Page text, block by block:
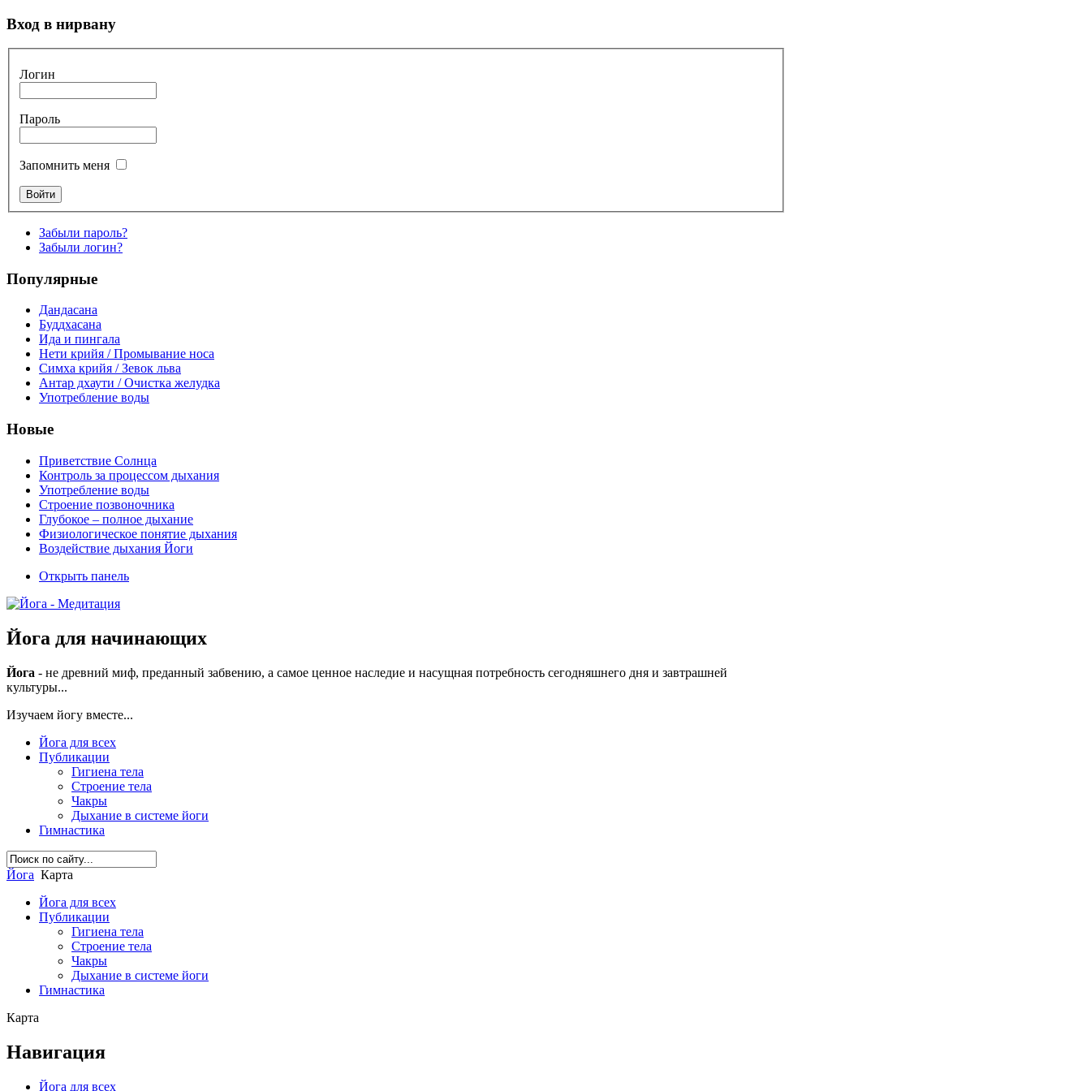
Вход в нирвану
Логин
Пароль
Запомнить меня
Забыли пароль?
Забыли логин?
Популярные
Дандасана
Буддхасана
Ида и пингала
Нети крийя / Промывание носа
Симха крийя / Зевок льва
Антар дхаути / Очистка желудка
Употребление воды
Новые
Приветствие Солнца
Контроль за процессом дыхания
Употребление воды
Строение позвоночника
Глубокое – полное дыхание
Физиологическое понятие дыхания
Воздействие дыхания Йоги
Открыть панель
Йога для начинающих
Йога - не древний миф, преданный забвению, а самое ценное наследие и насущная потребность сегодняшнего дня и завтрашней
культуры...
Изучаем йогу вместе...
Йога для всех
Публикации
Гигиена тела
Строение тела
Чакры
Дыхание в системе йоги
Гимнастика
Йога Карта
Йога для всех
Публикации
Гигиена тела
Строение тела
Чакры
Дыхание в системе йоги
Гимнастика
Карта
Навигация
Йога для всех